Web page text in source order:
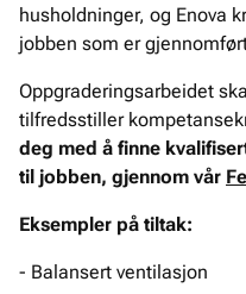
husholdninger, og Enova
jobben som er
Oppgraderingsarbeidet
tilfredsstiller
deg med å finne
til jobben, gjennom vår
Eksempler på tiltak:
- Balansert ventilasjon